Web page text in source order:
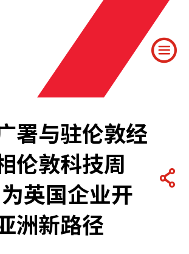
署与驻伦敦经
伦敦科技周
英国企业开
洲新路径